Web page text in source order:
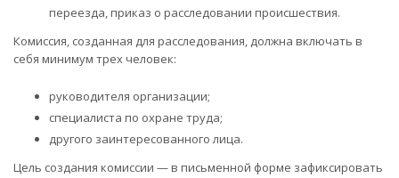
переезда, приказ о расследовании происшествия.
Комиссия, созданная для расследования, должна включать в
себя минимум трех человек:
руководителя организации;
специалиста по охране труда;
другого заинтересованного лица.
Цель создания комиссии — в письменной форме зафиксировать